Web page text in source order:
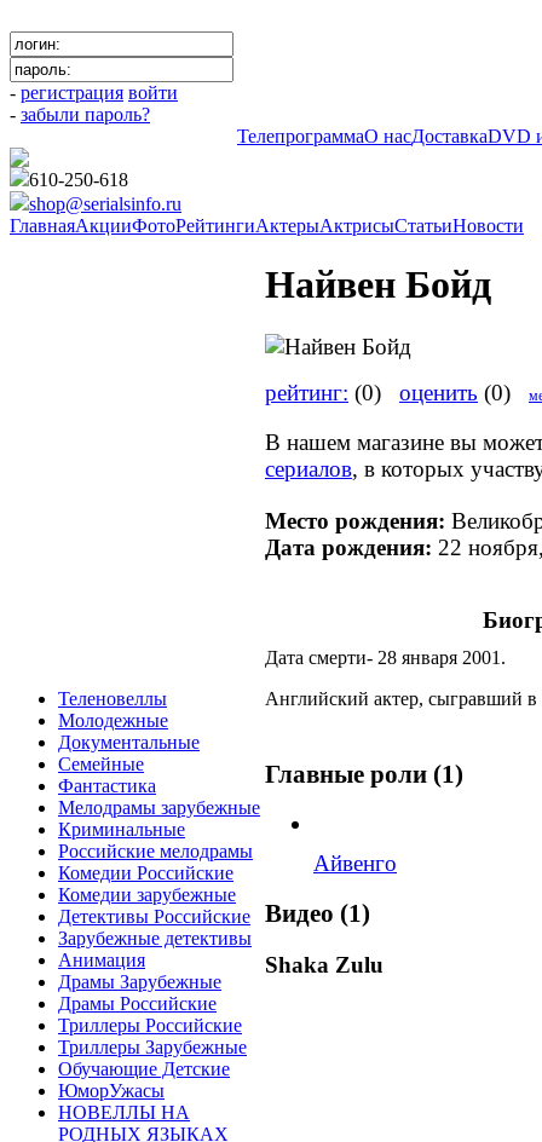
- регистрация войти
- забыли пароль?
ТелепрограммаО насДоставкаDVD
610-250-618
shop@serialsinfo.ru
ГлавнаяАкцииФотоРейтингиАктерыАктрисыСтатьиНовости
Теленовеллы
Молодежные
Документальные
Семейные
Фантастика
Мелодрамы зарубежные
Криминальные
Российские мелодрамы
Комедии Российские
Комедии зарубежные
Детективы Российские
Зарубежные детективы
Анимация
Драмы Зарубежные
Драмы Российские
Триллеры Российские
Триллеры Зарубежные
Обучающие Детские
ЮморУжасы
НОВЕЛЛЫ НА
РОДНЫХ ЯЗЫКАХ
Найвен Бойд
рейтинг: (0) оценить (0)
В нашем магазине вы
сериалов, в которых
Место рождения:
Дата рождения: 22
Дата смерти- 28 января 2001.
Английский актер, сыгравший
Главные роли (1)
Айвенго
Видео (1)
Shaka Zulu